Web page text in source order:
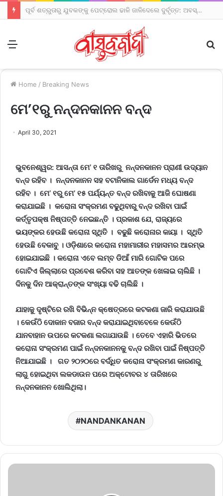
ପୂର୍ବ ଶତ୍ରୁତାରୁ ଯୁବକଙ୍କୁ ପେଟ୍ରୋଲ ଢାଳି ଜାଳିଦେଲେ ଦୁର୍ବୃତ୍ତ: ଅବସ୍ଥା ସଙ୍କଟାପନ୍ନ
Home / Breaking News
ମେ’୧ରୁ ନନ୍ଦନକାନନ ବନ୍ଦ
April 30, 2021
ଭୁବନେଶ୍ୱର: ଆସନ୍ତା ମେ’ ୧ ତାରିଖରୁ ନନ୍ଦନକାନନ ପ୍ରାଣୀ ଉଦ୍ୟାନ
ବନ୍ଦ ରହିବ । ନନ୍ଦନକାନନ ସହ ବଟାନିକାଲ ଗାର୍ଡେନ ମଧ୍ୟ ବନ୍ଦ
ରହିବ । ମେ’ ୧ରୁ ମେ’ ୧୫ ପର୍ଯ୍ୟନ୍ତ ବନ୍ଦ ରଖିବାକୁ ଆଜି ଘୋଷଣା
କରାଯାଇଛି । କରୋନା ସଂକ୍ରମଣ ବଢୁଥିବାରୁ ବନ୍ଦ ରଖିବା ପାଇଁ
କର୍ତ୍ତୃପକ୍ଷ ନିଷ୍ପତ୍ତି ନେଇଛନ୍ତି । ପ୍ରକାଶ ଯେ, ରାଜ୍ୟରେ
ଭୟଙ୍କର ହେଉଛି କରୋନା ସ୍ଥିତି । ବଢୁଛି କରୋନାର କାୟା । ସ୍ଥିତି
ହେଉଛି ବେକାବୁ । ଓଡ଼ିଶାରେ କରୋନା ମହାମାରୀର ମହାସମର ଆରମ୍ଭ
ହୋଇଯାଇଛି । କରୋନା ଏବେ ଲମ୍ବ ଡିଆଁ ମାରି ଗୋଟିକ ପରେ
ଗୋଟିଏ ଜିଲ୍ଲାରେ ପ୍ରବେଶ କରିବା ସହ ଆତଙ୍କ ଖେଳାଇ ଚାଲିଛି ।
ଦିନକୁ ଦିନ ଆକ୍ରାନ୍ତଙ୍କ ସଂଖ୍ୟା ବଢି ଚାଲିଛି ।
ଯାହାକୁ ଦୃଷ୍ଟିରେ ରଖି ବିଭିନ୍ନ କ୍ଷେତ୍ରରେ କଟକଣା ଜାରି କରାଯାଉଛି
। କେଉଁଠି ଦୋକାନ ବଜାର ବନ୍ଦ କରାଯାଇଥିବାବେଳେ କେଉଁଠି
ଯାନବାହାନ ଉପରେ କଟକଣା ଲଗାଯାଉଛି । ତେବେ ଏହାରି ଭିତରେ
କରୋନା ସଂକ୍ରମଣ ପାଇଁ ନନ୍ଦନକାନନକୁ ବନ୍ଦ ରଖିବା ପାଇଁ ନିଷ୍ପତ୍ତି
ନିଆଯାଇଛି । ଗତ ୨୦୨୦ରେ ବର୍ଦ୍ଧିତ କରୋନା ସଂକ୍ରମଣ କାରଣରୁ
ଲାଗୁ ହୋଇଥିବା ଲକଡାଉନ ପରେ ଅକ୍ଟୋବର ୪ ତାରିଖରେ
ନନ୍ଦନକାନନ ଖୋଲିଥିଲା।
NANDANKANAN